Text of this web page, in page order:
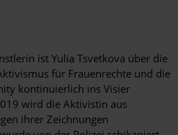
ist Yulia Tsvetkova über die
für Frauenrechte und die
kontinuierlich ins Visier
wird die Aktivistin aus
ihrer Zeichnungen